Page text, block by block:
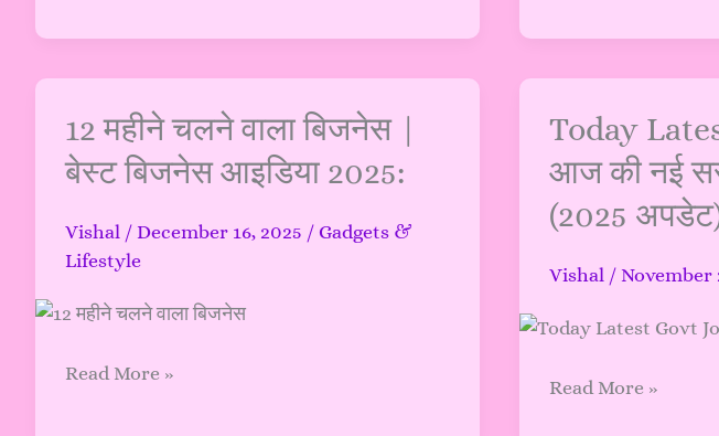
12 महीने चलने वाला बिजनेस |
बेस्ट बिजनेस आइडिया 2025:
Vishal / December 16, 2025 / Gadgets &
Lifestyle
12
महीने
चलने
बिजनेस
|
बेस्ट
Read More »
Today
आज की नई
(2025
Vishal / November
Today
Govt
Jobs
आज
नई
नौकरियाँ
Read More »